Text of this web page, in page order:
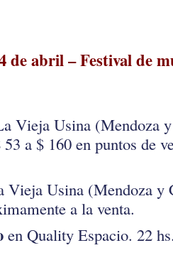
de abril – Festival de
Vieja Usina (Mendoza
a $ 160 en puntos de
Vieja Usina (Mendoza y
a la venta.
en Quality Espacio. 22